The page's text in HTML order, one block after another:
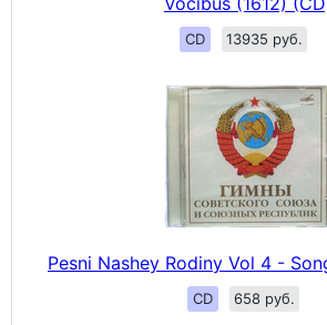
CD 13935 руб.
Pesni Nashey Rodiny Vol 4 -
CD 658 руб.